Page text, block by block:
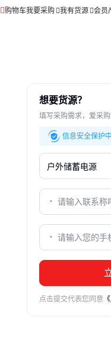
购物车我要采购 我有货源 会员
想要货源？
填写采购需求，爱采
信息安全保护
点击提交代表您同意